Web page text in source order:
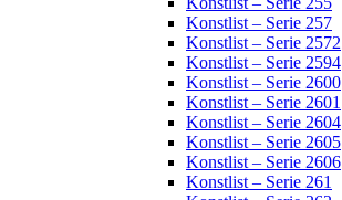
Konstlist – Serie 257
Konstlist – Serie 2572
Konstlist – Serie 2594
Konstlist – Serie 2600
Konstlist – Serie 2601
Konstlist – Serie 2604
Konstlist – Serie 2605
Konstlist – Serie 2606
Konstlist – Serie 261